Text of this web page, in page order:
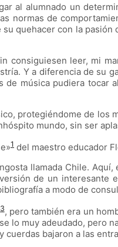
al alumnado un
normas de
quehacer con la pasión
consiguiesen leer, mi
Y a diferencia de su
música pudiera tocar
protegiéndome de los
mundo, sin ser
»1 del maestro educador
llamada Chile.
de un interesante
a modo de
3, pero también era un
lo muy adeudado, pero
bajaron a las